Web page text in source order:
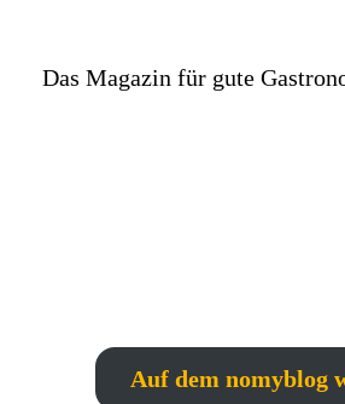
Das Magazin für gute
Auf dem nomyblog